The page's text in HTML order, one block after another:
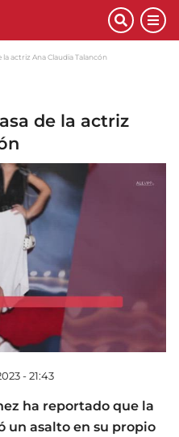
actriz Ana Claudia Talancón
de la actriz
- 21:43
ha reportado que la
un asalto en su propio